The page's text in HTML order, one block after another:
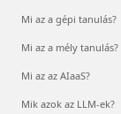
Mi az a gépi tanulás?
Mi az a mély tanulás?
Mi az az AIaaS?
Mik azok az LLM-ek?